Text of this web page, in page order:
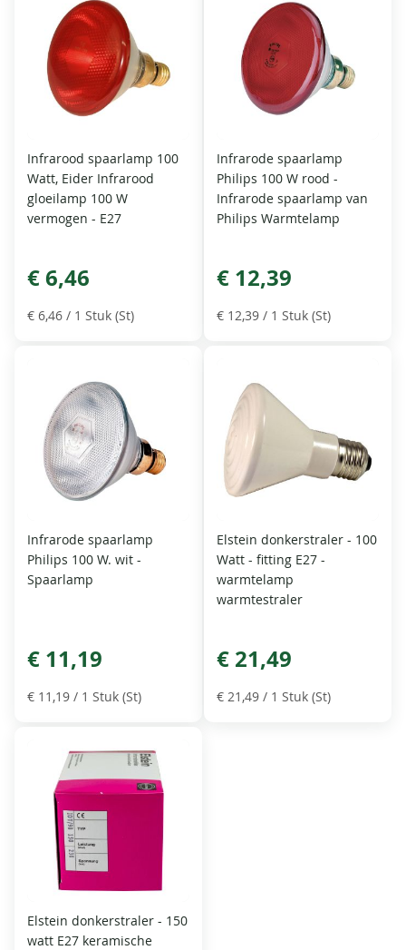
Infrarood spaarlamp 100
Watt, Eider Infrarood
gloeilamp 100 W
vermogen - E27
€ 6,46
€ 6,46 / 1 Stuk (St)
Infrarode spaarlamp
Philips 100 W rood -
Infrarode spaarlamp van
Philips Warmtelamp
€ 12,39
€ 12,39 / 1 Stuk (St)
Infrarode spaarlamp
Philips 100 W. wit -
Spaarlamp
€ 11,19
€ 11,19 / 1 Stuk (St)
Elstein donkerstraler - 100
Watt - fitting E27 -
warmtelamp
warmtestraler
€ 21,49
€ 21,49 / 1 Stuk (St)
Elstein donkerstraler - 150
watt E27 keramische